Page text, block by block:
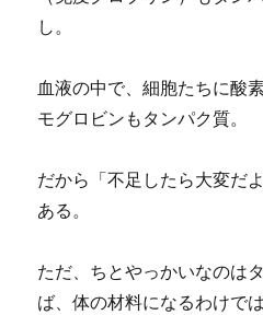
し。
血液の中で、細胞たちに酸
モグロビンもタンパク質。
だから「不足したら大変だ
ある。
ただ、ちとやっかいなのは
ば、体の材料になるわけでは